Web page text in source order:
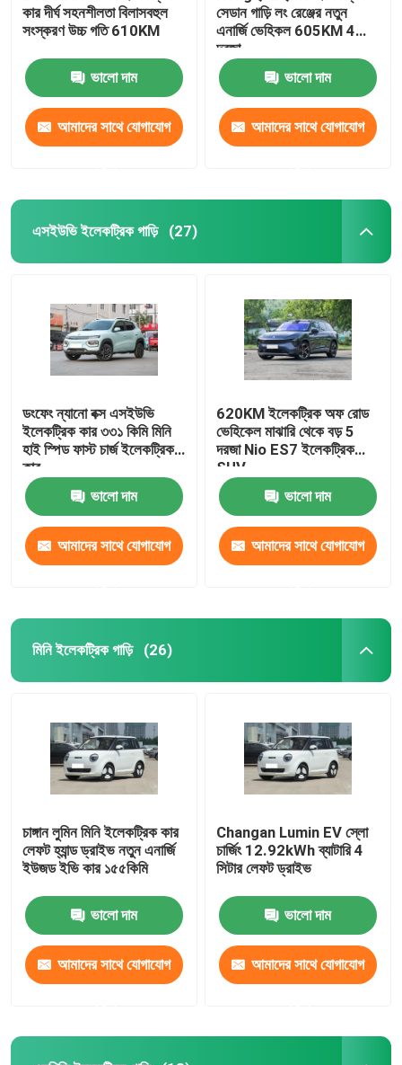
কার দীর্ঘ সহনশীলতা বিলাসবহুল
সংস্করণ উচ্চ গতি 610KM
ভালো দাম
আমাদের সাথে যোগাযোগ
সেডান গাড়ি লং রেঞ্জের নতুন
এনার্জি ভেহিকল 605KM 4
দরজা
ভালো দাম
আমাদের সাথে যোগাযোগ
এসইউভি ইলেকট্রিক গাড়ি (27)
ডংফেং ন্যানো বক্স এসইউভি
ইলেকট্রিক কার ৩৩১ কিমি মিনি
হাই স্পিড ফাস্ট চার্জ ইলেকট্রিক
কার
ভালো দাম
আমাদের সাথে যোগাযোগ
620KM ইলেকট্রিক অফ রোড
ভেহিকেল মাঝারি থেকে বড় 5
দরজা Nio ES7 ইলেকট্রিক
SUV
ভালো দাম
আমাদের সাথে যোগাযোগ
মিনি ইলেকট্রিক গাড়ি (26)
চাঙ্গান লুমিন মিনি ইলেকট্রিক কার
লেফট হ্যান্ড ড্রাইভ নতুন এনার্জি
ইউজড ইভি কার ১৫৫কিমি
ভালো দাম
আমাদের সাথে যোগাযোগ
Changan Lumin EV স্লো
চার্জিং 12.92kWh ব্যাটারি 4
সিটার লেফট ড্রাইভ
ভালো দাম
আমাদের সাথে যোগাযোগ